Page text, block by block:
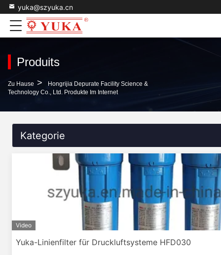
yuka@szyuka.cn
Produits
Zu Hause >
Hongrijia Depurate Facility Science &
Technology Co., Ltd. Produkte Im Internet
Kategorie
Video
Yuka-Linienfilter für Druckluftsysteme HFD030